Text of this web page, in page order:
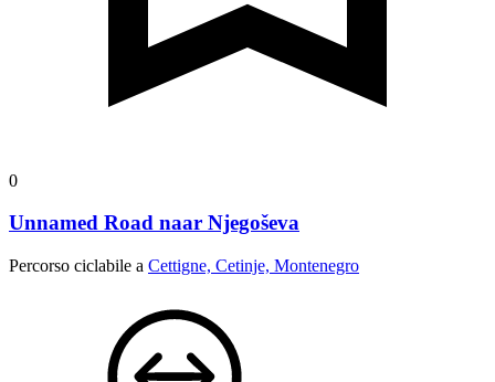
0
Unnamed Road naar Njegoševa
Percorso ciclabile a Cettigne, Cetinje, Montenegro